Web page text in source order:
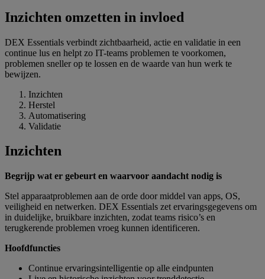
Inzichten omzetten in invloed
DEX Essentials verbindt zichtbaarheid, actie en validatie in een
continue lus en helpt zo IT-teams problemen te voorkomen,
problemen sneller op te lossen en de waarde van hun werk te
bewijzen.
Inzichten
Herstel
Automatisering
Validatie
Inzichten
Begrijp wat er gebeurt en waarvoor aandacht nodig is
Stel apparaatproblemen aan de orde door middel van apps, OS,
veiligheid en netwerken. DEX Essentials zet ervaringsgegevens om
in duidelijke, bruikbare inzichten, zodat teams risico’s en
terugkerende problemen vroeg kunnen identificeren.
Hoofdfuncties
Continue ervaringsintelligentie op alle eindpunten